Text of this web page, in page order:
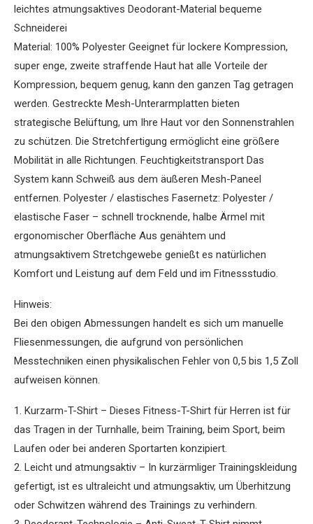
leichtes atmungsaktives Deodorant-Material bequeme
Schneiderei
Material: 100% Polyester Geeignet für lockere Kompression,
super enge, zweite straffende Haut hat alle Vorteile der
Kompression, bequem genug, kann den ganzen Tag getragen
werden. Gestreckte Mesh-Unterarmplatten bieten
strategische Belüftung, um Ihre Haut vor den Sonnenstrahlen
zu schützen. Die Stretchfertigung ermöglicht eine größere
Mobilität in alle Richtungen. Feuchtigkeitstransport Das
System kann Schweiß aus dem äußeren Mesh-Paneel
entfernen. Polyester / elastisches Fasernetz: Polyester /
elastische Faser – schnell trocknende, halbe Ärmel mit
ergonomischer Oberfläche Aus genähtem und
atmungsaktivem Stretchgewebe genießt es natürlichen
Komfort und Leistung auf dem Feld und im Fitnessstudio.
Hinweis:
Bei den obigen Abmessungen handelt es sich um manuelle
Fliesenmessungen, die aufgrund von persönlichen
Messtechniken einen physikalischen Fehler von 0,5 bis 1,5 Zoll
aufweisen können.
1. Kurzarm-T-Shirt – Dieses Fitness-T-Shirt für Herren ist für
das Tragen in der Turnhalle, beim Training, beim Sport, beim
Laufen oder bei anderen Sportarten konzipiert.
2. Leicht und atmungsaktiv – In kurzärmliger Trainingskleidung
gefertigt, ist es ultraleicht und atmungsaktiv, um Überhitzung
oder Schwitzen während des Trainings zu verhindern.